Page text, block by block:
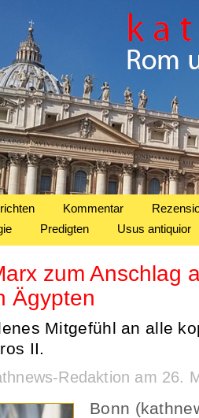
Kommentar
Predigten Usus antiquior
zum Anschlag
Ägypten
Mitgefühl an alle
II.
Redaktion am 26.
Bonn